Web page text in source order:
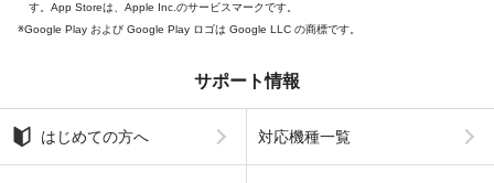
す。App Storeは、Apple Inc.のサービスマークです。
Google Play および Google Play ロゴは Google LLC の商標です。
サポート情報
はじめての方へ 対応機種一覧